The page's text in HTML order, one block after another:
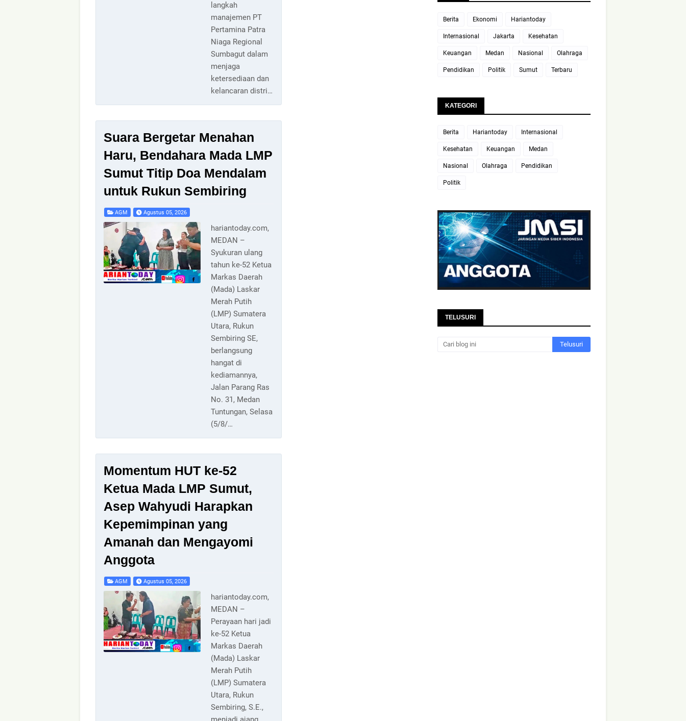
langkah
manajemen PT
Pertamina Patra
Niaga Regional
Sumbagut dalam
menjaga
ketersediaan dan
kelancaran distri…
Suara Bergetar Menahan
Haru, Bendahara Mada LMP
Sumut Titip Doa Mendalam
untuk Rukun Sembiring
AGM Agustus 05, 2026
hariantoday.com,
MEDAN –
Syukuran ulang
tahun ke-52 Ketua
Markas Daerah
(Mada) Laskar
Merah Putih
(LMP) Sumatera
Utara, Rukun
Sembiring SE,
berlangsung
hangat di
kediamannya,
Jalan Parang Ras
No. 31, Medan
Tuntungan, Selasa
(5/8/…
Momentum HUT ke-52
Ketua Mada LMP Sumut,
Asep Wahyudi Harapkan
Kepemimpinan yang
Amanah dan Mengayomi
Anggota
AGM Agustus 05, 2026
hariantoday.com,
MEDAN –
Perayaan hari jadi
ke-52 Ketua
Markas Daerah
(Mada) Laskar
Merah Putih
(LMP) Sumatera
Utara, Rukun
Sembiring, S.E.,
Berita Ekonomi Hariantoday
Internasional Jakarta Kesehatan
Keuangan Medan Nasional Olahraga
Pendidikan Politik Sumut Terbaru
KATEGORI
Berita Hariantoday Internasional
Kesehatan Keuangan Medan
Nasional Olahraga Pendidikan
Politik
TELUSURI